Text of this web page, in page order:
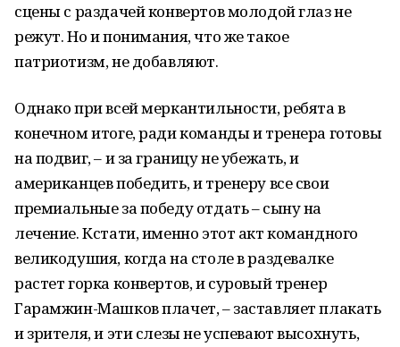
сцены с раздачей конвертов молодой глаз не
режут. Но и понимания, что же такое
патриотизм, не добавляют.
Однако при всей меркантильности, ребята в
конечном итоге, ради команды и тренера готовы
на подвиг, – и за границу не убежать, и
американцев победить, и тренеру все свои
премиальные за победу отдать – сыну на
лечение. Кстати, именно этот акт командного
великодушия, когда на столе в раздевалке
растет горка конвертов, и суровый тренер
Гарамжин-Машков плачет, – заставляет плакать
и зрителя, и эти слезы не успевают высохнуть,